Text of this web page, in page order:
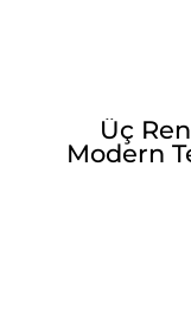
Üç
Modern